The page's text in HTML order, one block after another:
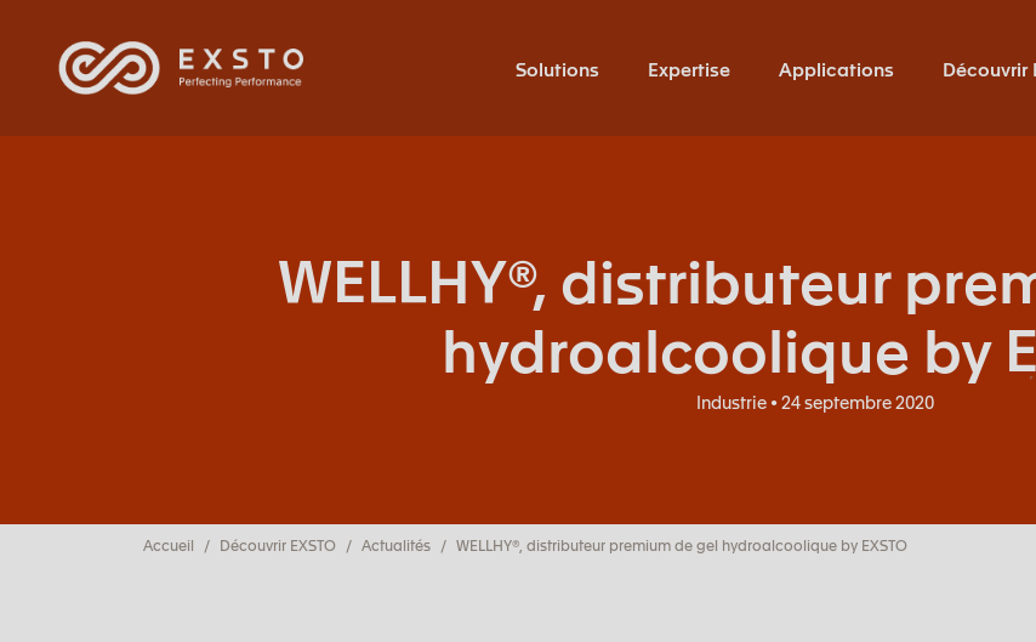
Solutions Expertise Applications Découvrir
WELLHY®, distributeur
hydroalcoolique by
Industrie • 24 septembre 2020
Accueil Découvrir EXSTO Actualités WELLHY®, distributeur premium de gel hydroalcoolique by EXSTO